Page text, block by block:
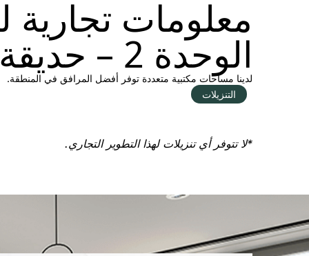
معلومات تجارية
الوحدة 2 – حديقة بيشوبجيت.
لدينا مساحات مكتبية متعددة توفر أفضل المرافق في المنطقة.
التنزيلات
*لا تتوفر أي تنزيلات لهذا التطوير التجاري.